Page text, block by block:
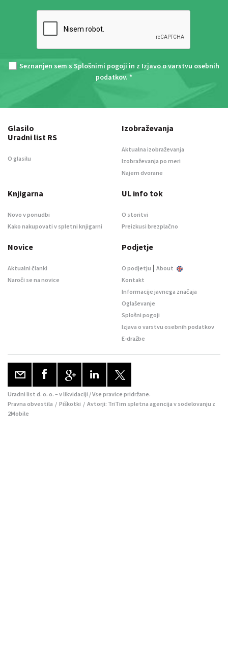
Seznanjen sem s Splošnimi pogoji in z Izjavo o varstvu osebnih
podatkov. *
Glasilo
Uradni list RS
O glasilu
Izobraževanja
Aktualna izobraževanja
Izobraževanja po meri
Najem dvorane
Knjigarna
Novo v ponudbi
Kako nakupovati v spletni knjigarni
UL info tok
O storitvi
Preizkusi brezplačno
Novice
Aktualni članki
Naroči se na novice
Podjetje
O podjetju | About
Kontakt
Informacije javnega značaja
Oglaševanje
Splošni pogoji
Izjava o varstvu osebnih podatkov
E-dražbe
Uradni list d. o. o. – v likvidaciji / Vse pravice pridržane.
Pravna obvestila / Piškotki / Avtorji: TriTim spletna agencija v sodelovanju z
2Mobile